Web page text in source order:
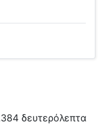
δευτερόλεπτα